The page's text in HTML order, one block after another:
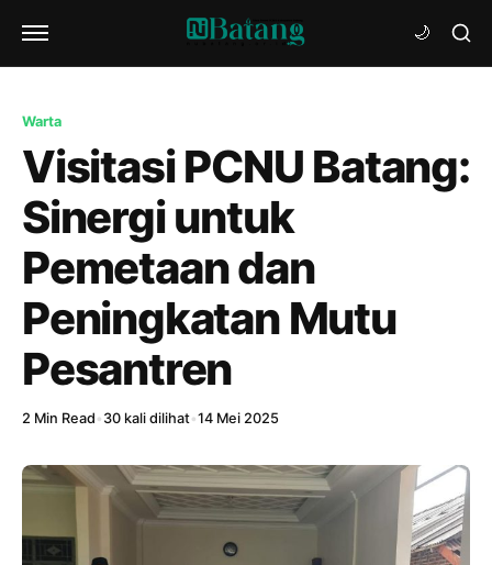
Warta
Visitasi PCNU Batang:
Sinergi untuk
Pemetaan dan
Peningkatan Mutu
Pesantren
2 Min Read • 30 kali dilihat•14 Mei 2025